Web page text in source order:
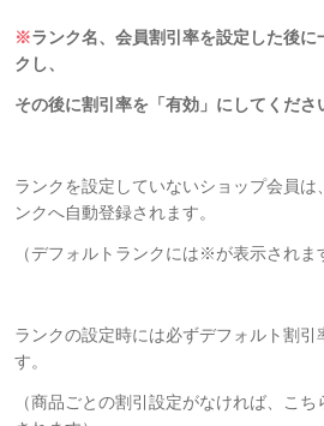
※ランク名、会員割引率を設定した後に
クし、
その後に割引率を「有効」にしてくださ
ランクを設定していないショップ会員は
ンクへ自動登録されます。
（デフォルトランクには※が表示されま
ランクの設定時には必ずデフォルト割引
す。
（商品ごとの割引設定がなければ、こ